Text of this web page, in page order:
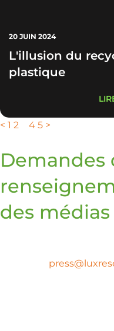
20 JUIN 2024
L'illusion du
plastique
< 1 2 4 5 >
Demandes
des